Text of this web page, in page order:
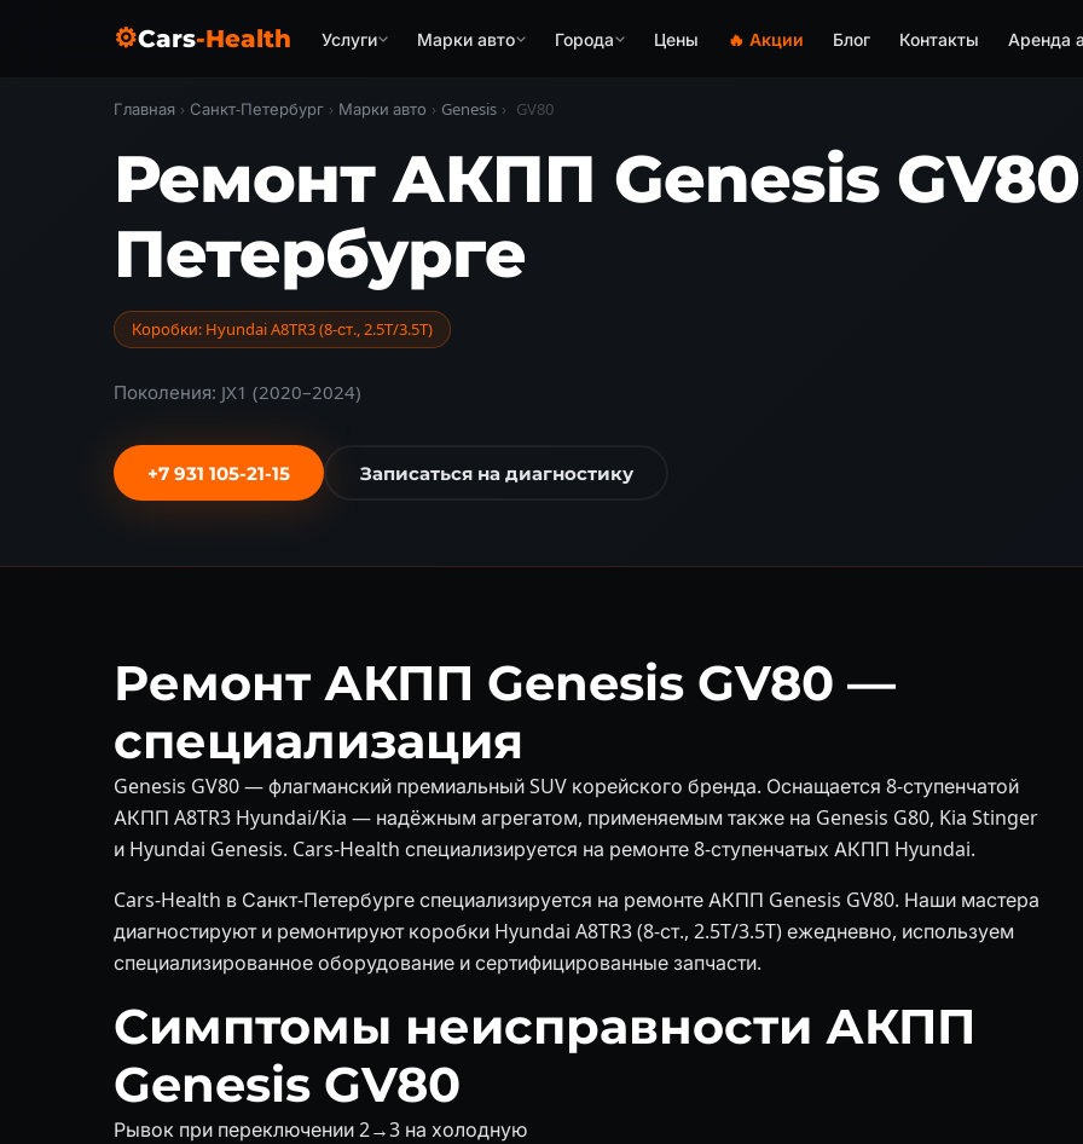
⚙Cars-Health Услуги Марки авто Города Цены 🔥 Акции Блог Контакты Аренда
Главная › Санкт-Петербург › Марки авто › Genesis › GV80
Ремонт АКПП Genesis
Петербурге
Коробки: Hyundai A8TR3 (8-ст., 2.5T/3.5T)
Поколения: JX1 (2020–2024)
+7 931 105-21-15 Записаться на диагностику
Ремонт АКПП Genesis GV80 —
специализация
Genesis GV80 — флагманский премиальный SUV корейского бренда. Оснащается 8-ступенчатой
АКПП A8TR3 Hyundai/Kia — надёжным агрегатом, применяемым также на Genesis G80, Kia Stinger
и Hyundai Genesis. Cars-Health специализируется на ремонте 8-ступенчатых АКПП Hyundai.
Cars-Health в Санкт-Петербурге специализируется на ремонте АКПП Genesis GV80. Наши мастера
диагностируют и ремонтируют коробки Hyundai A8TR3 (8-ст., 2.5T/3.5T) ежедневно, используем
специализированное оборудование и сертифицированные запчасти.
Симптомы неисправности АКПП
Genesis GV80
Рывок при переключении 2→3 на холодную